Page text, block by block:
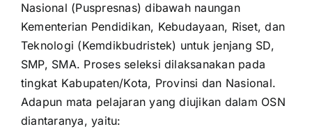
Nasional (Puspresnas) dibawah naungan
Kementerian Pendidikan, Kebudayaan, Riset, dan
Teknologi (Kemdikbudristek) untuk jenjang SD,
SMP, SMA. Proses seleksi dilaksanakan pada
tingkat Kabupaten/Kota, Provinsi dan Nasional.
Adapun mata pelajaran yang diujikan dalam OSN
diantaranya, yaitu: